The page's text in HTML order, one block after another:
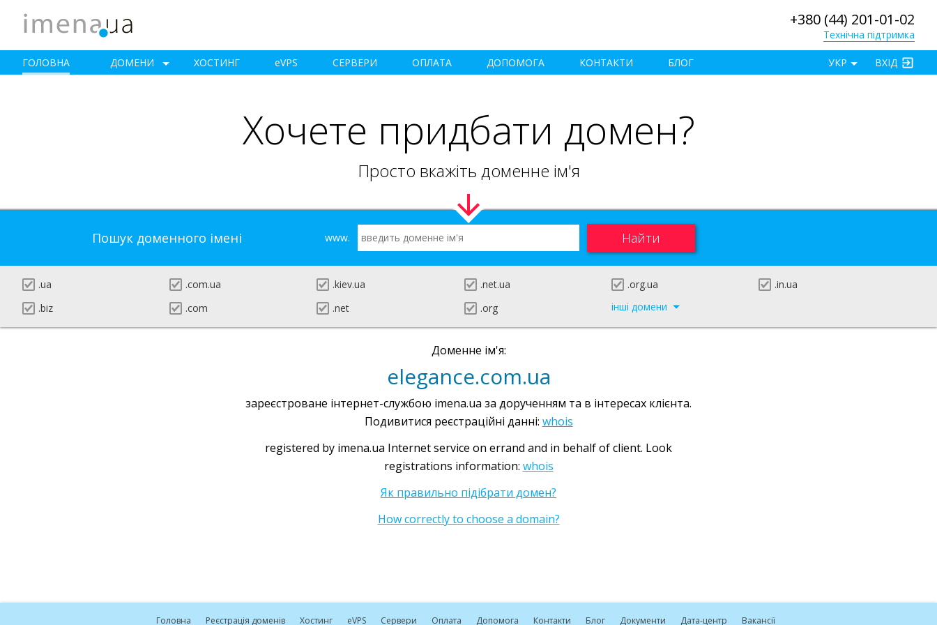
+380 (44) 201-01-02
Технічна підтримка
ГОЛОВНА ДОМЕНИ ХОСТИНГ eVPS СЕРВЕРИ ОПЛАТА ДОПОМОГА КОНТАКТИ БЛОГ ВХІД
УКР
Хочете придбати домен?
Просто вкажіть доменне ім'я
Пошук доменного імені www.
.ua .com.ua .kiev.ua .net.ua .org.ua
.in.ua
.biz
.com .net .org інші домени
Доменне ім'я:
elegance.com.ua
зареєстроване інтернет-службою imena.ua за дорученням та в інтересах клієнта.
Подивитися реєстраційні данні: whois
registered by imena.ua Internet service on errand and in behalf of client. Look
registrations information: whois
Як правильно підібрати домен?
How correctly to choose a domain?
Головна Реєстрація доменів Хостинг eVPS Сервери Оплата Допомога Контакти Блог Документи Дата-центр Вакансії